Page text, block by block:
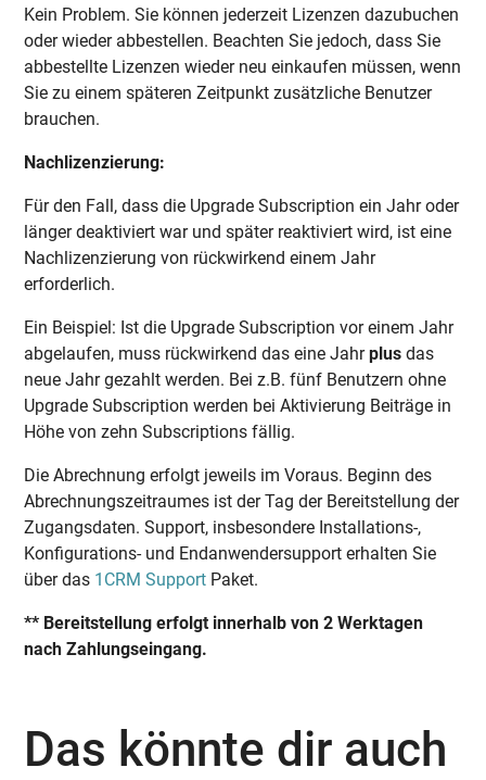
Kein Problem. Sie können jederzeit Lizenzen dazubuchen
oder wieder abbestellen. Beachten Sie jedoch, dass Sie
abbestellte Lizenzen wieder neu einkaufen müssen, wenn
Sie zu einem späteren Zeitpunkt zusätzliche Benutzer
brauchen.
Nachlizenzierung:
Für den Fall, dass die Upgrade Subscription ein Jahr oder
länger deaktiviert war und später reaktiviert wird, ist eine
Nachlizenzierung von rückwirkend einem Jahr
erforderlich.
Ein Beispiel: Ist die Upgrade Subscription vor einem Jahr
abgelaufen, muss rückwirkend das eine Jahrplus das
neue Jahr gezahlt werden. Bei z.B. fünf Benutzern ohne
Upgrade Subscription werden bei Aktivierung Beiträge in
Höhe von zehn Subscriptions fällig.
Die Abrechnung erfolgt jeweils im Voraus. Beginn des
Abrechnungszeitraumes ist der Tag der Bereitstellung der
Zugangsdaten. Support, insbesondere Installations-,
Konfigurations- und Endanwendersupport erhalten Sie
über das 1CRM Support Paket.
** Bereitstellung erfolgt innerhalb von 2 Werktagen
nach Zahlungseingang.
Das könnte dir auch